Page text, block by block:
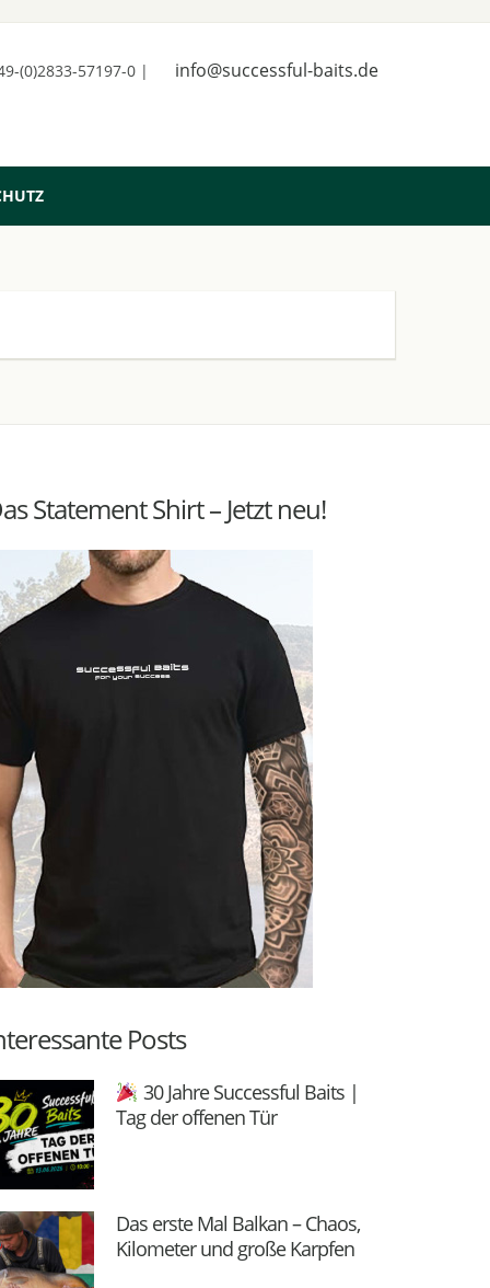
(0)2833-57197-0 | info@successful-baits.de
Statement Shirt – Jetzt neu!
Posts
30 Jahre Successful Baits |
Tag der offenen Tür
Das erste Mal Balkan – Chaos,
Kilometer und große Karpfen